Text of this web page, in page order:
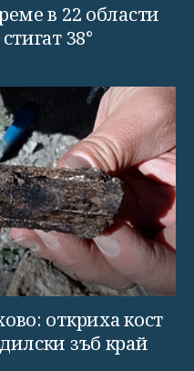
в 22 области
38°
откриха кост
зъб край